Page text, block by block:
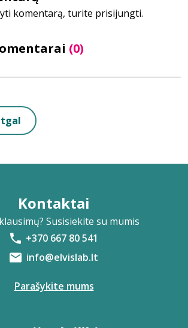
(0)
komentarą, turite prisijungti.
Kontaktai
Susisiekite su mumis
+370 667 80 541
info@elvislab.lt
Parašykite mums